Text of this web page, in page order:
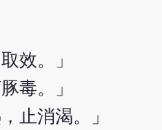
效。」
毒。」
止消渴。」